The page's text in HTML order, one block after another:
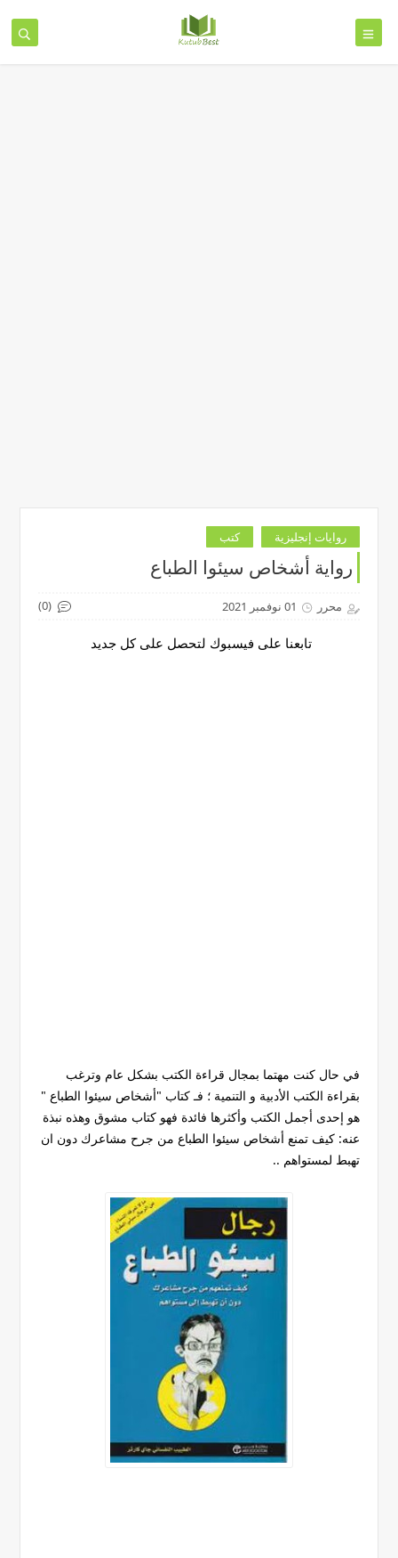
روايات إنجليزية كتب
رواية أشخاص سيئوا الطباع
محرر 01 نوفمبر 2021 (0)
تابعنا على فيسبوك لتحصل على كل جديد
في حال كنت مهتما بمجال قراءة الكتب بشكل عام وترغب
بقراءة الكتب الأدبية و التنمية ؛ فـ كتاب "أشخاص سيئوا الطباع "
هو إحدى أجمل الكتب وأكثرها فائدة فهو كتاب مشوق وهذه نبذة
عنه: كيف تمنع أشخاص سيئوا الطباع من جرح مشاعرك دون ان
تهبط لمستواهم ..